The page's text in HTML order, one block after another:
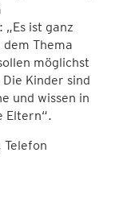
ist ganz
Thema
möglichst
Kinder sind
und wissen in
Eltern“.